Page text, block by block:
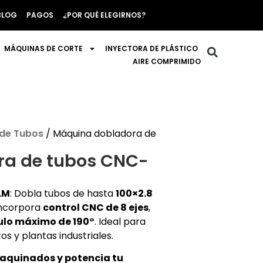
PAGOS ¿POR QUÉ ELEGIRNOS?
MÁQUINAS DE CORTE
INYECTORA DE PLÁSTICO
AIRE COMPRIMIDO
Tubos/ Máquina dobladora de
de tubos CNC-
: Dobla tubos de hasta100×2.8
control CNC de 8 ejes,
máximo de 190°. Ideal para
y plantas industriales.
y potencia tu